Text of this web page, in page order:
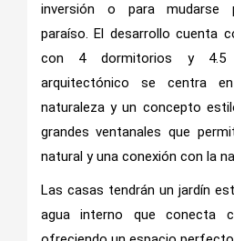
inversión o para mudarse
paraíso. El desarrollo cuenta
con 4 dormitorios y 4.5
arquitectónico se centra
naturaleza y un concepto
grandes ventanales que
natural y una conexión con la
Las casas tendrán un jardín
agua interno que conecta